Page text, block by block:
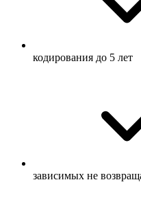
кодирования до 5 лет
зависимых не